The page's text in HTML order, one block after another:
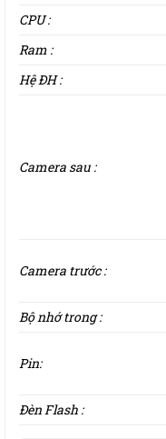
CPU :
Ram :
Hệ ĐH :
Camera sau :
Camera trước :
Bộ nhớ trong :
Pin:
Đèn Flash :